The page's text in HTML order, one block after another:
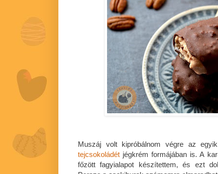
Muszáj volt kipróbálnom végre az
tejcsokoládét jégkrém formájában is. A
főzött fagyialapot készítettem, és ezt